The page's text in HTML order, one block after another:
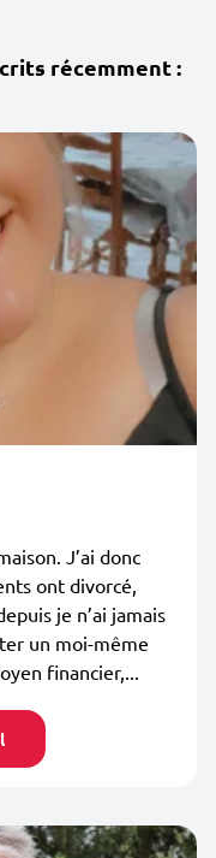
récemment :
J’ai donc
ont divorcé,
je n’ai jamais
un moi-même
financier,...